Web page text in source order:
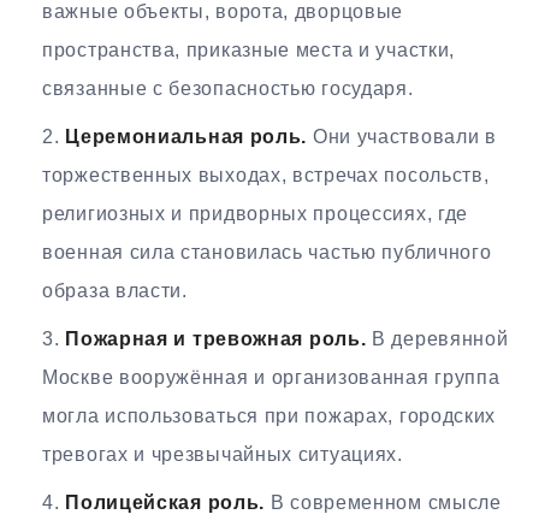
важные объекты, ворота, дворцовые
пространства, приказные места и участки,
связанные с безопасностью государя.
Церемониальная роль. Они участвовали в
торжественных выходах, встречах посольств,
религиозных и придворных процессиях, где
военная сила становилась частью публичного
образа власти.
Пожарная и тревожная роль. В деревянной
Москве вооружённая и организованная группа
могла использоваться при пожарах, городских
тревогах и чрезвычайных ситуациях.
Полицейская роль. В современном смысле